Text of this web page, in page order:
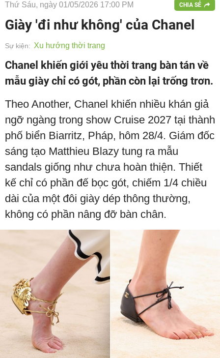
Thứ Sáu, ngày 01/05/2026 17:00 PM CHIA SẺ
Giày 'đi như không' của Chanel
Sự kiện: Xu hướng thời trang
Chanel khiến giới yêu thời trang bàn tán về
mẫu giày chỉ có gót, phần còn lại trống trơn.
Theo Another, Chanel khiến nhiều khán giả
ngỡ ngàng trong show Cruise 2027 tại thành
phố biển Biarritz, Pháp, hôm 28/4. Giám đốc
sáng tạo Matthieu Blazy tung ra mẫu
sandals giống như chưa hoàn thiện. Thiết
kế chỉ có phần đế bọc gót, chiếm 1/4 chiều
dài của một đôi giày dép thông thường,
không có phần nâng đỡ bàn chân.